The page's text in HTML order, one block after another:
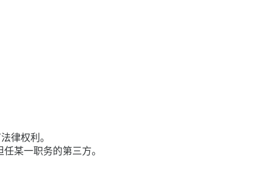
律权利。
某一职务的第三方。